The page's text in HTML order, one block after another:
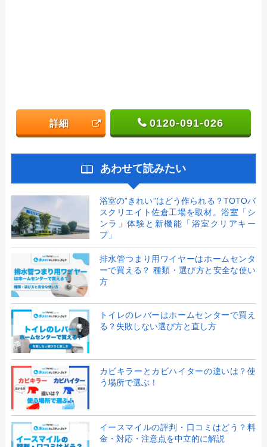
詳細 0120-091-026
あわせて読みたい
浴室の”きれい”はどう作られる？TOTOバ
スクリエイト佐倉工場を取材。浴室「シ
ンラ」体験と新機能「浴室クリアキー
プ」
排水管つまり用ワイヤーはホームセンタ
ーで買える？ 種類・選び方と安全な使い
方
トイレのレバーはホームセンターで買え
る？失敗しない選び方と直し方
カビキラーとカビハイターの違いは？使
う場所で選ぶ！
イースマイルの評判・口コミはどう？料
金・対応・注意点を中立的に解説